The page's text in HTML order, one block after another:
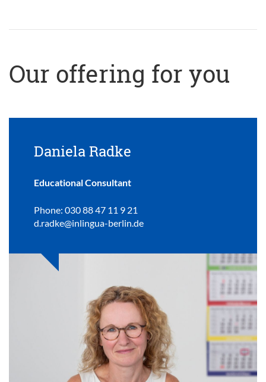
Our offering for you
Daniela Radke
Educational Consultant
Phone: 030 88 47 11 9 21
d.radke@inlingua-berlin.de